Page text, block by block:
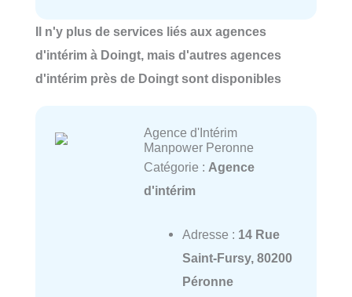
Il n'y plus de services liés aux agences
d'intérim à Doingt, mais d'autres agences
d'intérim près de Doingt sont disponibles
Agence d'Intérim
Manpower Peronne
Catégorie : Agence
d'intérim
Adresse : 14 Rue
Saint-Fursy, 80200
Péronne